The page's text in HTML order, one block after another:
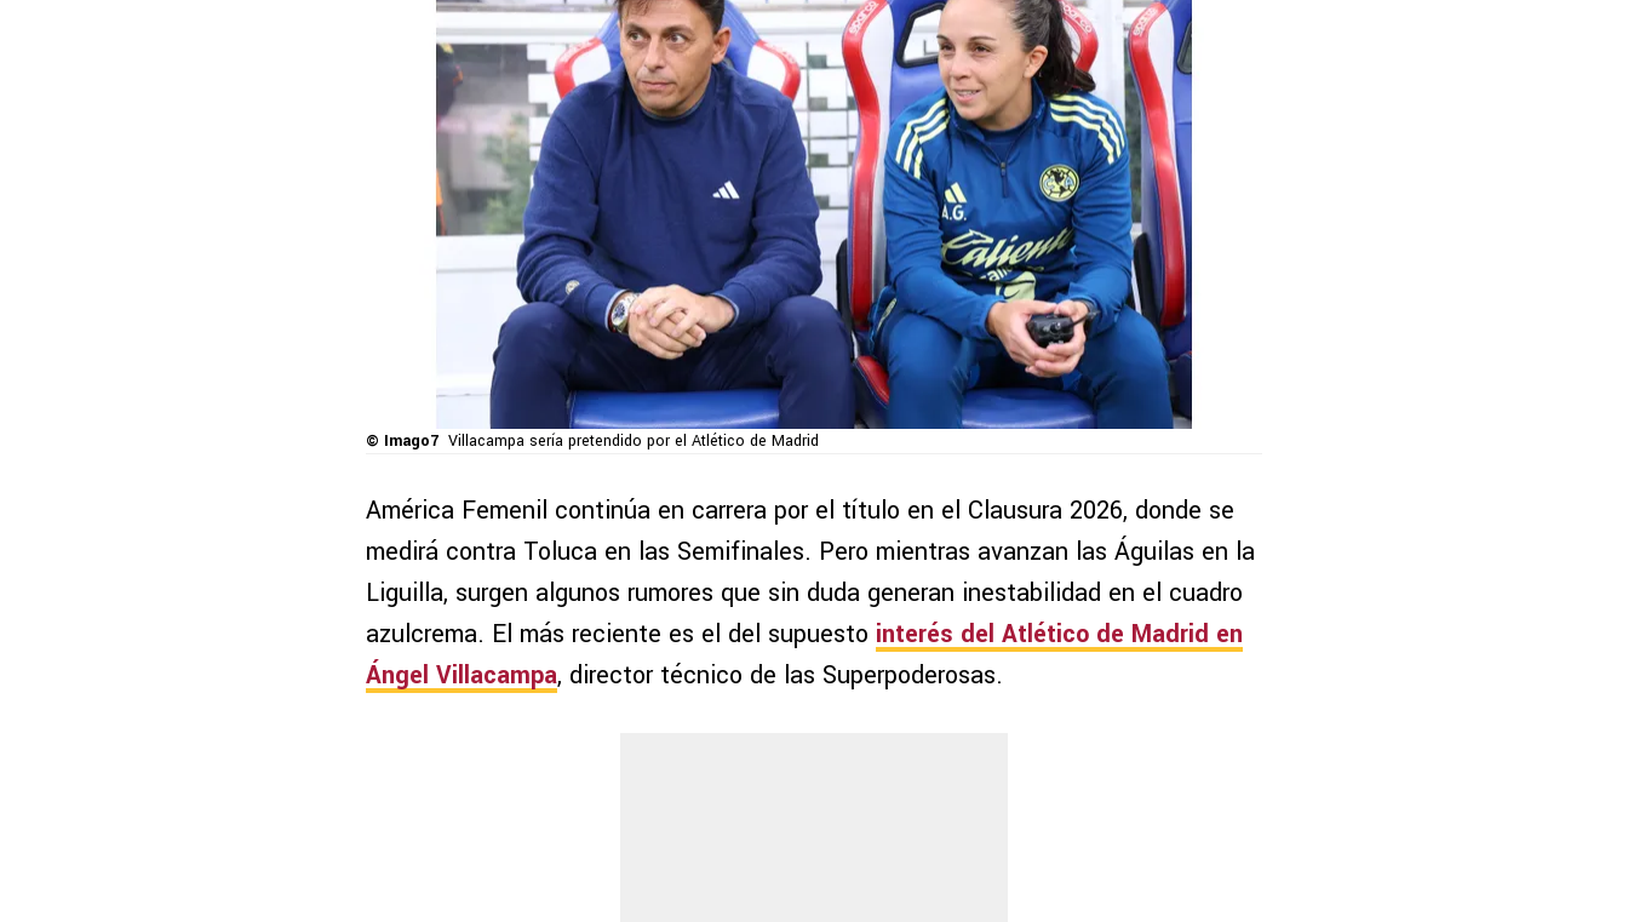
© Imago7 Villacampa sería pretendido por el Atlético de Madrid
América Femenil continúa en carrera por el título en el Clausura 2026, donde se
medirá contra Toluca en las Semifinales. Pero mientras avanzan las Águilas en la
Liguilla, surgen algunos rumores que sin duda generan inestabilidad en el cuadro
azulcrema. El más reciente es el del supuesto interés del Atlético de Madrid en
Ángel Villacampa, director técnico de las Superpoderosas.